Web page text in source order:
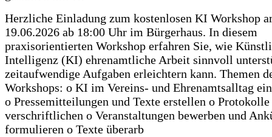
Herzliche Einladung zum kostenlosen KI Workshop
19.06.2026 ab 18:00 Uhr im Bürgerhaus. In diesem
praxisorientierten Workshop erfahren Sie, wie
Intelligenz (KI) ehrenamtliche Arbeit sinnvoll
zeitaufwendige Aufgaben erleichtern kann. Themen
Workshops: o KI im Vereins- und Ehrenamtsalltag
o Pressemitteilungen und Texte erstellen o
verschriftlichen o Veranstaltungen bewerben und
formulieren o Texte überarb